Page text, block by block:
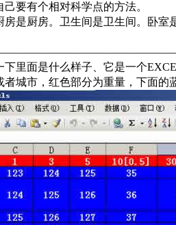
要有个相对科学点的方法。
是厨房。卫生间是卫生间。卧室
下里面是什么样子、它是一个
城市，红色部分为重量，下面的